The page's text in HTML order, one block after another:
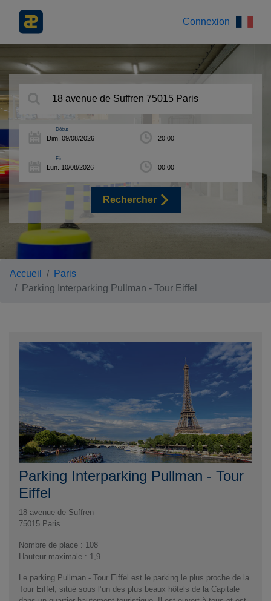
Connexion
Début
Fin
Rechercher
Accueil
Paris
Parking Interparking Pullman - Tour Eiffel
Parking Interparking Pullman - Tour
Eiffel
18 avenue de Suffren
75015 Paris
Nombre de place : 108
Hauteur maximale : 1,9
Le parking Pullman - Tour Eiffel est le parking le plus proche de la
Tour Eiffel, situé sous l’un des plus beaux hôtels de la Capitale